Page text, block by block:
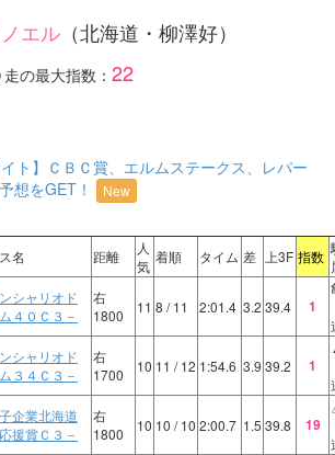
エル （北海道・柳澤好）
の最大指数： 22
ト】ＣＢＣ賞、エルムステークス、レパー
想をGET！
New
名 距離
人
気
着順 タイム 差 上3F 指数
シャリオド
４０Ｃ３－
右
1800
11 8 / 11 2:01.4 3.2 39.4 1
シャリオド
３４Ｃ３－
右
1700
10 11 / 12 1:54.6 3.9 39.2 1
企業北海道
援賞Ｃ３－
右
1800
10 10 / 10 2:00.7 1.5 39.8 19